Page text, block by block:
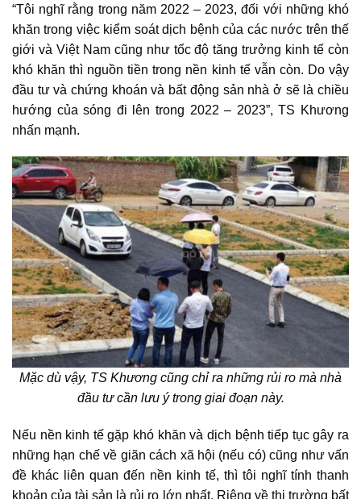
“Tôi nghĩ rằng trong năm 2022 – 2023, đối với những khó
khăn trong việc kiểm soát dịch bệnh của các nước trên thế
giới và Việt Nam cũng như tốc độ tăng trưởng kinh tế còn
khó khăn thì nguồn tiền trong nền kinh tế vẫn còn. Do vậy
đầu tư và chứng khoán và bất động sản nhà ở sẽ là chiều
hướng của sóng đi lên trong 2022 – 2023”, TS Khương
nhấn mạnh.
Mặc dù vậy, TS Khương cũng chỉ ra những rủi ro mà nhà
đầu tư cần lưu ý trong giai đoạn này.
Nếu nền kinh tế gặp khó khăn và dịch bệnh tiếp tục gây ra
những hạn chế về giãn cách xã hội (nếu có) cũng như vấn
đề khác liên quan đến nền kinh tế, thì tôi nghĩ tính thanh
khoản của tài sản là rủi ro lớn nhất. Riêng về thị trường bất